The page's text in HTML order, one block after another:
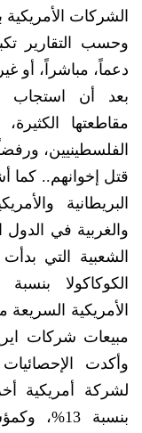
الشركات الأمريكية
وحسب التقارير
دعماً، مباشراً، أو
بعد أن استجاب
مقاطعتها
الفلسطينيين،
قتل إخوانهم.. كما
البريطانية
والغربية في الدول
الشعبية التي
وأكدت الإحصائيات
لشركة أمريكية
بنسبة